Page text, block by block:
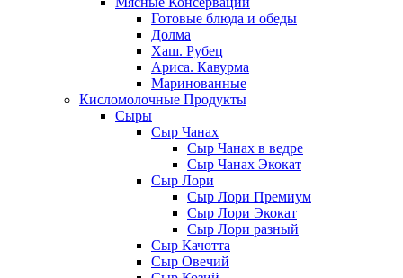
Готовые блюда и обеды
Долма
Хаш. Рубец
Ариса. Кавурма
Маринованные
Кисломолочные Продукты
Сыры
Сыр Чанах
Сыр Чанах в ведре
Сыр Чанах Экокат
Сыр Лори
Сыр Лори Премиум
Сыр Лори Экокат
Сыр Лори разный
Сыр Качотта
Сыр Овечий